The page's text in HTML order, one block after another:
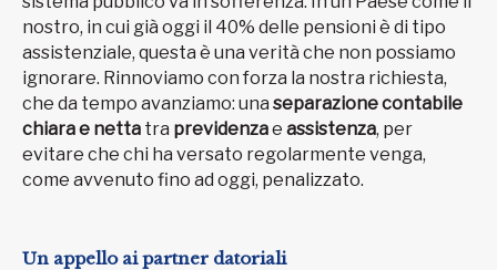
nostro, in cui già oggi il 40% delle pensioni è di tipo
assistenziale, questa è una verità che non possiamo
ignorare. Rinnoviamo con forza la nostra richiesta,
che da tempo avanziamo: una separazione contabile
chiara e netta tra previdenzae assistenza, per
evitare che chi ha versato regolarmente venga,
come avvenuto fino ad oggi, penalizzato.
Un appello ai partner datoriali